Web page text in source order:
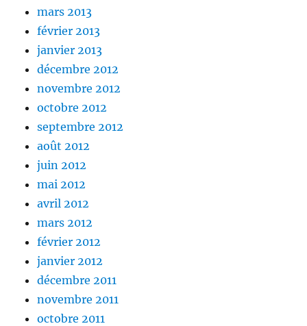
mars 2013
février 2013
janvier 2013
décembre 2012
novembre 2012
octobre 2012
septembre 2012
août 2012
juin 2012
mai 2012
avril 2012
mars 2012
février 2012
janvier 2012
décembre 2011
novembre 2011
octobre 2011